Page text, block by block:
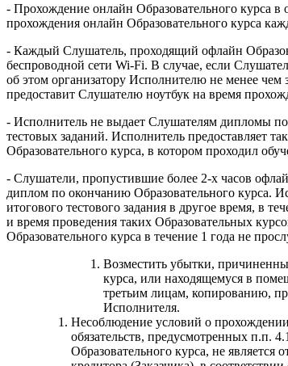
- Прохождение онлайн Образовательного курса в
прохождения онлайн Образовательного курса
- Каждый Слушатель, проходящий офлайн
беспроводной сети Wi-Fi. В случае, если
об этом организатору Исполнителю не менее чем
предоставит Слушателю ноутбук на время
- Исполнитель не выдает Слушателям дипломы по
тестовых заданий. Исполнитель предоставляет
Образовательного курса, в котором проходил
- Слушатели, пропустившие более 2-х часов
диплом по окончанию Образовательного курса.
итогового тестового задания в другое время, в
и время проведения таких Образовательных
Образовательного курса в течение 1 года не
Возместить убытки,
курса, или находящемуся в
третьим лицам, копированию,
Исполнителя.
Несоблюдение условий о
обязательств, предусмотренных п.п.
Образовательного курса, не является